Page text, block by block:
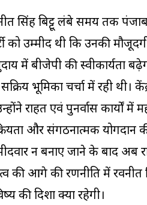
सिंह बिट्टू लंबे समय तक
को उम्मीद थी कि उनकी
में बीजेपी की स्वीकार्यता
भूमिका चर्चा में रही थी।
राहत एवं पुनर्वास कार्यों में
और संगठनात्मक योगदान
न बनाए जाने के बाद अब
की आगे की रणनीति में रवनीत
की दिशा क्या रहेगी।